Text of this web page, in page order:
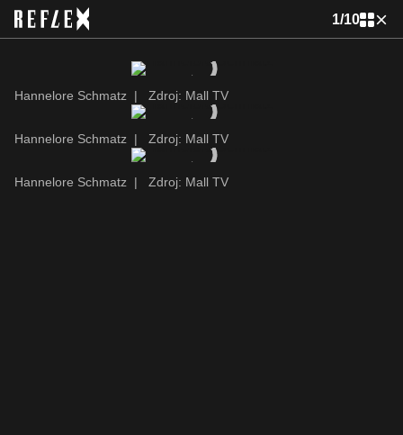
1/10
Hannelore Schmatz | Zdroj: Mall TV
Hannelore Schmatz | Zdroj: Mall TV
Hannelore Schmatz | Zdroj: Mall TV